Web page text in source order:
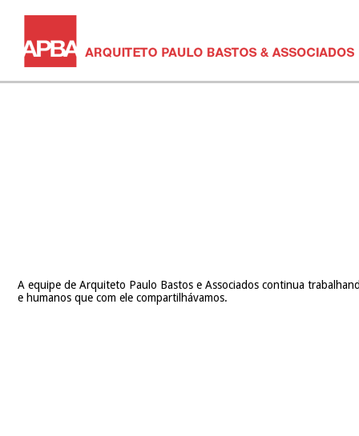
A equipe de Arquiteto Paulo Bastos e Associados continua
e humanos que com ele compartilhávamos.